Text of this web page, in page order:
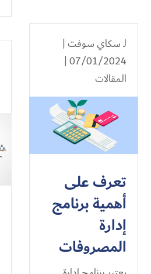
لـسكاي سوفت |
07/01/2024 |
المقالات
تعرف على
أهمية برنامج
إدارة
المصروفات